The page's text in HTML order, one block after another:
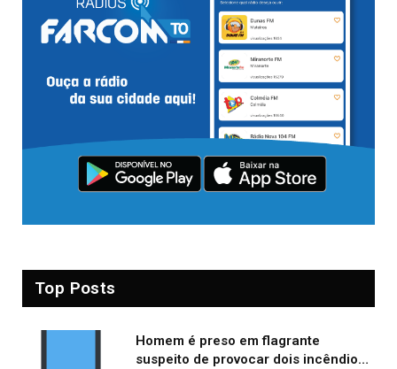
Top Posts
Homem é preso em flagrante
suspeito de provocar dois incêndios